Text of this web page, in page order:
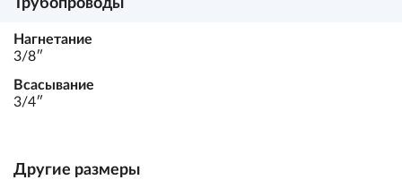
Трубопроводы
Нагнетание
3/8ʺ
Всасывание
3/4ʺ
Другие размеры